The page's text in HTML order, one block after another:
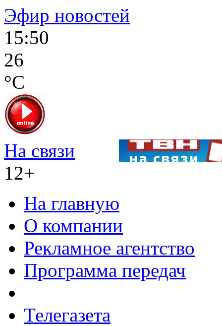
Эфир новостей
15:50
26
°C
На связи
12+
На главную
О компании
Рекламное агентство
Программа передач
Телегазета